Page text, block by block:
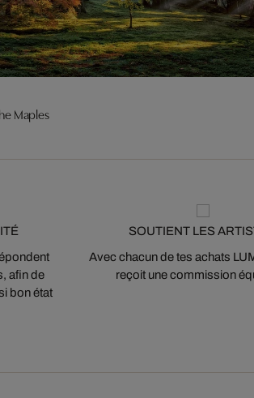
Maples
afin de
bon état
SOUTIENT LES
Avec chacun de tes achats
reçoit une commission